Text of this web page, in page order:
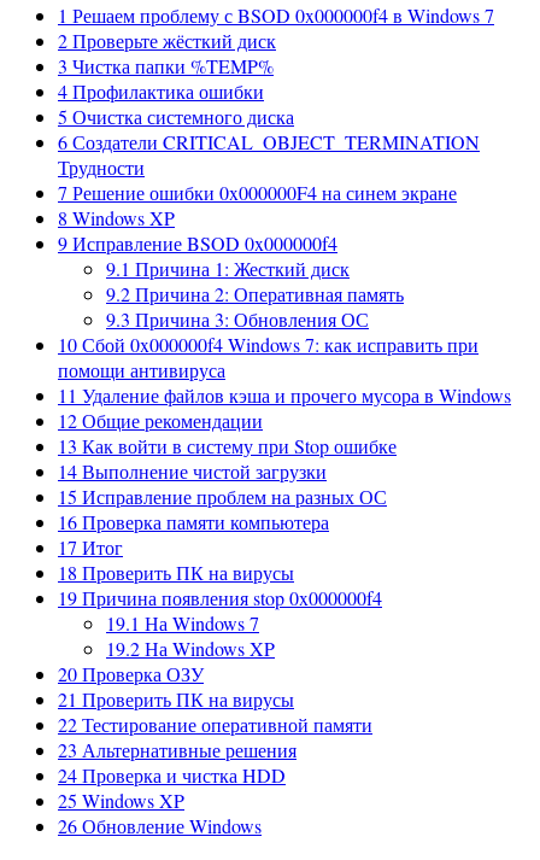
1 Решаем проблему с BSOD 0x000000f4 в Windows 7
2Проверьте жёсткий диск
3 Чистка папки %TEMP%
4Профилактика ошибки
5 Очистка системного диска
6Создатели CRITICAL_OBJECT_TERMINATION
Трудности
7 Решение ошибки 0x000000F4 на синем экране
8 Windows XP
9Исправление BSOD 0x000000f4
9.1 Причина 1: Жесткий диск
9.2Причина 2: Оперативная память
9.3 Причина 3: Обновления ОС
10Сбой 0x000000f4 Windows 7: как исправить при
помощи антивируса
11 Удаление файлов кэша и прочего мусора в Windows
12Общие рекомендации
13 Как войти в систему при Stop ошибке
14Выполнение чистой загрузки
15 Исправление проблем на разных ОС
16Проверка памяти компьютера
17 Итог
18 Проверить ПК на вирусы
19Причина появления stop 0x000000f4
19.1 На Windows 7
19.2На Windows XP
20Проверка ОЗУ
21 Проверить ПК на вирусы
22Тестирование оперативной памяти
23 Альтернативные решения
24Проверка и чистка HDD
25 Windows XP
26Обновление Windows